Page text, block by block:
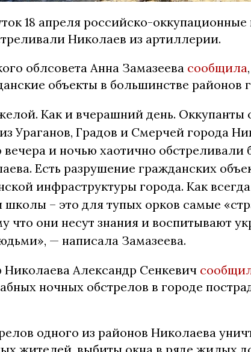
18 апреля российско-оккупационные
Николаев из артиллерии.
облсовета Анна Замазеева сообщила
объекты в большинстве районов
Как и вчерашний день. Оккупанты
Ураганов, Градов и Смерчей города
и ночью хаотично обстреливали
Есть разрушение гражданских
инфраструктуры города. Как
школы – это для тупых орков самые
что они несут знания и воспитывают
— написала Замазеева.
Александр Сенкевич
ночных обстрелов в городе
одного из районов Николаева